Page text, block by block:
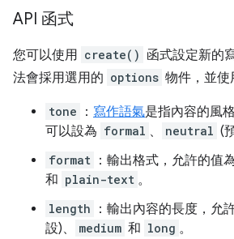
API 函式
您可以使用 create() 函式設定新的
法會採用選用的 options 物件，並使
tone ： 寫作語氣是指內容的風
可以設為 formal 、 neutral (
format ：輸出格式，允許的值
和 plain-text 。
length ：輸出內容的長度，允
設)、
medium 和 long 。